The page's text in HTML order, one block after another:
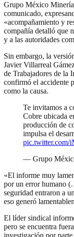
Grupo México Minería
comunicado,
«acompañamiento y
compañía detalló que
y a las autoridades
Sin embargo, la
Javier Villarreal
de Trabajadores de la
confirmó el accidente
como la causa.
Te invitamos a
Cobre ubicada
producción de
impulsa el
pic.twitter.com/
— Grupo
«El informe muy
por un error humano
seguridad entraron a
eso generó
El líder sindical
pero se encuentra